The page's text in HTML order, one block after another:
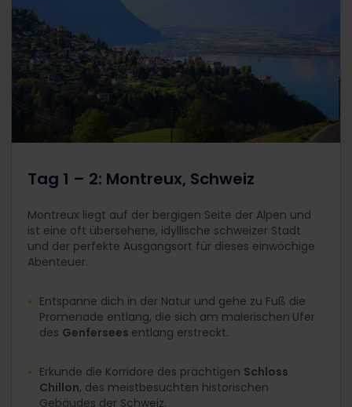
Tag 1 – 2: Montreux, Schweiz
Montreux liegt auf der bergigen Seite der Alpen und
ist eine oft übersehene, idyllische schweizer Stadt
und der perfekte Ausgangsort für dieses einwöchige
Abenteuer.
Entspanne dich in der Natur und gehe zu Fuß die
Promenade entlang, die sich am malerischen Ufer
des Genfersees entlang erstreckt.
Erkunde die Korridore des prächtigen Schloss
Chillon, des meistbesuchten historischen
Gebäudes der Schweiz.